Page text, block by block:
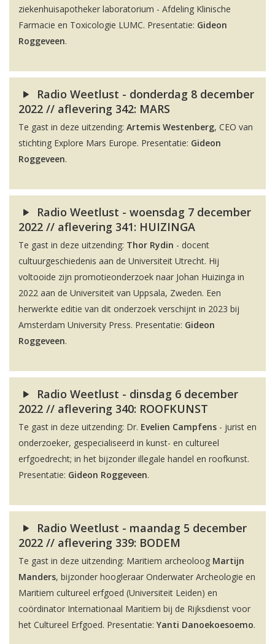
ziekenhuisapotheker laboratorium - Afdeling Klinische
Farmacie en Toxicologie LUMC. Presentatie: Gideon
Roggeveen.
Radio Weetlust - donderdag 8 december
2022 // aflevering 342: MARS
Te gast in deze uitzending: Artemis Westenberg, CEO van
stichting Explore Mars Europe. Presentatie: Gideon
Roggeveen.
Radio Weetlust - woensdag 7 december
2022 // aflevering 341: HUIZINGA
Te gast in deze uitzending: Thor Rydin - docent
cultuurgeschiedenis aan de Universiteit Utrecht. Hij
voltooide zijn promotieonderzoek naar Johan Huizinga in
2022 aan de Universiteit van Uppsala, Zweden. Een
herwerkte editie van dit onderzoek verschijnt in 2023 bij
Amsterdam University Press. Presentatie: Gideon
Roggeveen.
Radio Weetlust - dinsdag 6 december
2022 // aflevering 340: ROOFKUNST
Te gast in deze uitzending: Dr. Evelien Campfens - jurist en
onderzoeker, gespecialiseerd in kunst- en cultureel
erfgoedrecht; in het bijzonder illegale handel en roofkunst.
Presentatie: Gideon Roggeveen.
Radio Weetlust - maandag 5 december
2022 // aflevering 339: BODEM
Te gast in deze uitzending: Maritiem archeoloog Martijn
Manders, bijzonder hoogleraar Onderwater Archeologie en
Maritiem cultureel erfgoed (Universiteit Leiden) en
coördinator Internationaal Maritiem bij de Rijksdienst voor
het Cultureel Erfgoed. Presentatie: Yanti Danoekoesoemo.